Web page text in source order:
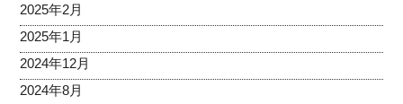
2025年2月
2025年1月
2024年12月
2024年8月